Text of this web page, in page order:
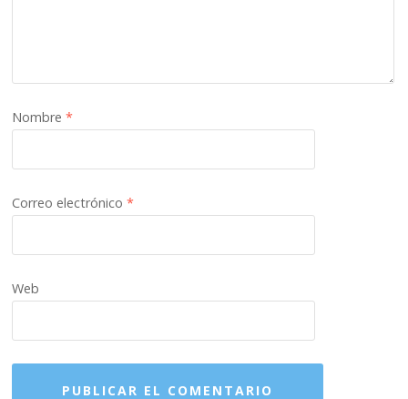
Nombre*
Correo electrónico*
Web